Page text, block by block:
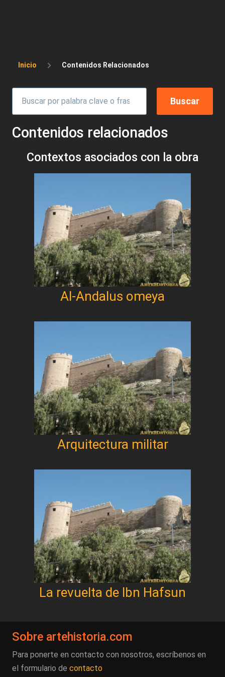
Sobrescribir enlaces de ayuda a la
Inicio Contenidos Relacionados
Contenidos relacionados
Contextos asociados con la obra
Al-Andalus omeya
Arquitectura militar
La revuelta de lbn Hafsun
Sobre artehistoria.com
Para ponerte en contacto con nosotros, escríbenos en
el formulario de contacto